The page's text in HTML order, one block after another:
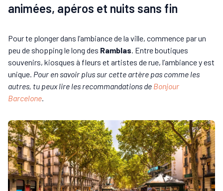
animées, apéros et nuits sans fin
Pour te plonger dans l’ambiance de la ville, commence par un
peu de shopping le long des Ramblas. Entre boutiques
souvenirs, kiosques à fleurs et artistes de rue, l’ambiance y est
unique. Pour en savoir plus sur cette artère pas comme les
autres, tu peux lire les recommandations de Bonjour
Barcelone.